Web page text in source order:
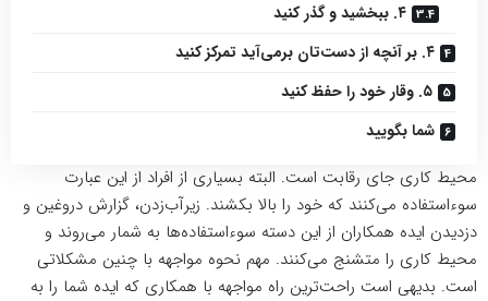
۴. ببخشید و گذر کنید
۴. بر آنچه از دست‌تان برمی‌آید تمرکز کنید
۵. وقار خود را حفظ کنید
شما بگویید
محیط کاری جای رقابت است. البته بسیاری از افراد از این عبارت
سوءاستفاده می‌کنند که خود را بالا بکشند. زیرآب‌زدن، گزارش دروغین و
دزدیدن ایده همکاران از این دسته سوءاستفاده‌ها به شمار می‌روند و
محیط کاری را متشنج می‌کنند. مهم نحوه مواجهه با چنین مشکلاتی
است. بدیهی است راحت‌ترین راه مواجهه با همکاری که ایده شما را به